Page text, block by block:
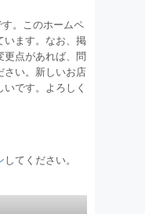
。このホームペ
います。なお、掲
点があれば、問
さい。新しいお店
です。よろしく
してください。